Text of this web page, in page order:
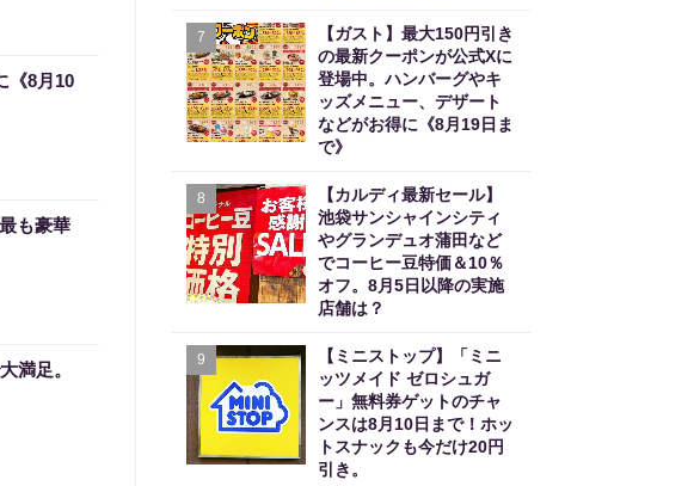
《8月10
も豪華
満足。
7
【ガスト】最大150円引き
の最新クーポンが公式Xに
登場中。ハンバーグやキ
ッズメニュー、デザート
などがお得に《8月19日ま
で》
8
【カルディ最新セール】
池袋サンシャインシティ
やグランデュオ蒲田など
でコーヒー豆特価＆10％
オフ。8月5日以降の実施
店舗は？
9
【ミニストップ】「ミニ
ッツメイド ゼロシュガ
ー」無料券ゲットのチャ
ンスは8月10日まで！ホッ
トスナックも今だけ20円
引き。